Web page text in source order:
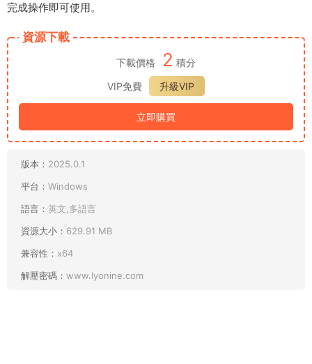
完成操作即可使用。
資源下載
下載價格 2 積分
VIP免費
升級VIP
立即購買
版本： 2025.0.1
平台： Windows
語言： 英文,多語言
資源大小： 629.91 MB
兼容性： x64
解壓密碼： www.lyonine.com